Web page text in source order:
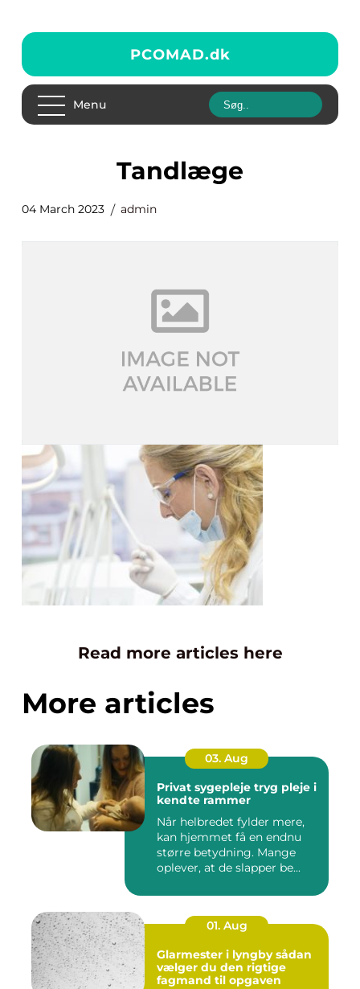
PCOMAD.dk
Menu
tandlæge
04 March 2023 admin
Read more articles here
More articles
03. Aug
Privat sygepleje tryg pleje i
kendte rammer
Når helbredet fylder mere,
kan hjemmet få en endnu
større betydning. Mange
oplever, at de slapper be...
01. Aug
Glarmester i lyngby sådan
vælger du den rigtige
fagmand til opgaven